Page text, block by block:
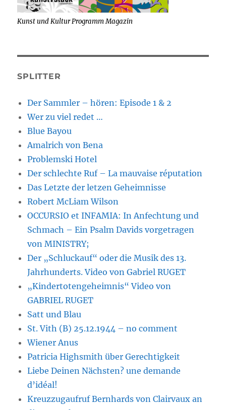
Kunst und Kultur Programm Magazin
SPLITTER
Der Sammler – hören: Episode 1 & 2
Wer zu viel redet …
Blue Bayou
Amalrich von Bena
Problemski Hotel
Der schlechte Ruf – La mauvaise réputation
Das Letzte der letzen Geheimnisse
Robert McLiam Wilson
OCCURSIO et INFAMIA: In Anfechtung und
Schmach – Ein Psalm Davids vorgetragen
von MINISTRY;
Der „Schluckauf“ oder die Musik des 13.
Jahrhunderts. Video von Gabriel RUGET
„Kindertotengeheimnis“ Video von
GABRIEL RUGET
Satt und Blau
St. Vith (B) 25.12.1944 – no comment
Wiener Anus
Patricia Highsmith über Gerechtigkeit
Liebe Deinen Nächsten? une demande
d’idéal!
Kreuzzugaufruf Bernhards von Clairvaux an